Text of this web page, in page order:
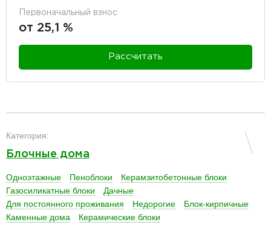
Первоначальный взнос
от 25,1 %
Рассчитать
Категория:
Блочные дома
Одноэтажные Пеноблоки
Керамзитобетонные блоки
Газосиликатные блоки
Дачные
Для постоянного проживания
Недорогие
Блок-кирпичные
Каменные дома
Керамические блоки